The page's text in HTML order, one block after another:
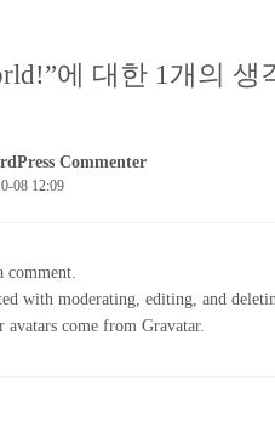
에 대한 1개의 생
Commenter
08 12:09
comment.
with moderating, editing, and
avatars come from Gravatar.